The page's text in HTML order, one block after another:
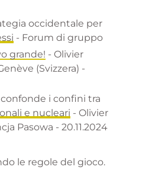
occidentale per
- Forum di gruppo
grande! - Olivier
(Svizzera) -
i confini tra
e nucleari - Olivier
Pasowa - 20.11.2024
le regole del gioco.